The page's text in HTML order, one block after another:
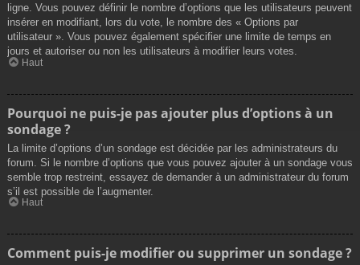
ligne. Vous pouvez définir le nombre d’options que les utilisateurs peuvent
insérer en modifiant, lors du vote, le nombre des « Options par
utilisateur ». Vous pouvez également spécifier une limite de temps en
jours et autoriser ou non les utilisateurs à modifier leurs votes.
Haut
Pourquoi ne puis-je pas ajouter plus d’options à un
sondage ?
La limite d’options d’un sondage est décidée par les administrateurs du
forum. Si le nombre d’options que vous pouvez ajouter à un sondage vous
semble trop restreint, essayez de demander à un administrateur du forum
s’il est possible de l’augmenter.
Haut
Comment puis-je modifier ou supprimer un sondage ?